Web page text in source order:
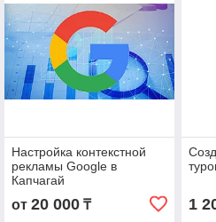
Настройка контекстной
рекламы Google в
Капчагай
от 20 000₸ 1